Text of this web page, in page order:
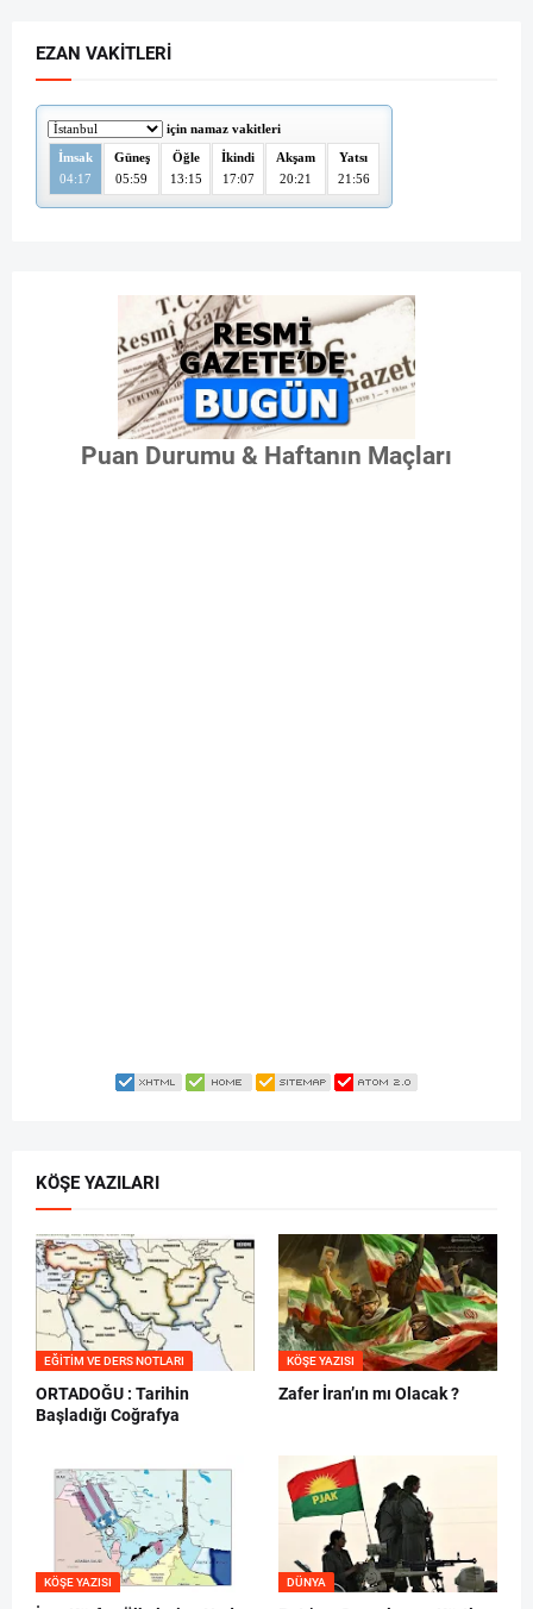
EZAN VAKITLERI
Puan Durumu & Haftanın Maçları
KÖŞE YAZILARI
EĞITIM VE DERS NOTLARI
ORTADOĞU : Tarihin
Başladığı Coğrafya
KÖŞE YAZISI
Zafer İran’ın mı Olacak ?
KÖŞE YAZISI DÜNYA